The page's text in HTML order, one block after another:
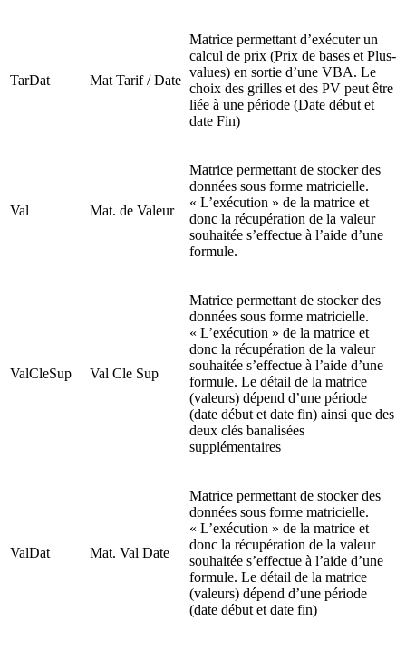
TarDat Mat Tarif / Date
Matrice permettant d’exécuter un
calcul de prix (Prix de bases et Plus-
values) en sortie d’une VBA. Le
choix des grilles et des PV peut être
liée à une période (Date début et
date Fin)
Val Mat. de Valeur
Matrice permettant de stocker des
données sous forme matricielle.
« L’exécution » de la matrice et
donc la récupération de la valeur
souhaitée s’effectue à l’aide d’une
formule.
ValCleSup Val Cle Sup
Matrice permettant de stocker des
données sous forme matricielle.
« L’exécution » de la matrice et
donc la récupération de la valeur
souhaitée s’effectue à l’aide d’une
formule. Le détail de la matrice
(valeurs) dépend d’une période
(date début et date fin) ainsi que des
deux clés banalisées
supplémentaires
ValDat Mat. Val Date
Matrice permettant de stocker des
données sous forme matricielle.
« L’exécution » de la matrice et
donc la récupération de la valeur
souhaitée s’effectue à l’aide d’une
formule. Le détail de la matrice
(valeurs) dépend d’une période
(date début et date fin)